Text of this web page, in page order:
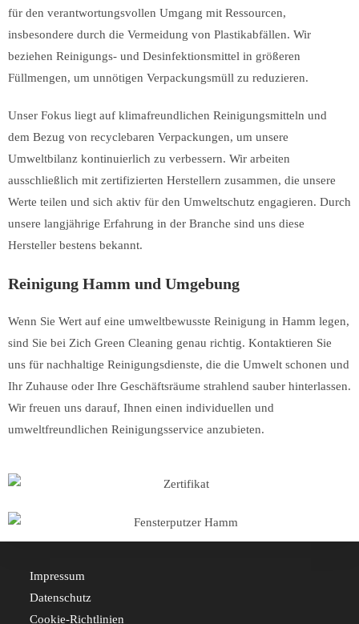
für den verantwortungsvollen Umgang mit Ressourcen,
insbesondere durch die Vermeidung von Plastikabfällen. Wir
beziehen Reinigungs- und Desinfektionsmittel in größeren
Füllmengen, um unnötigen Verpackungsmüll zu reduzieren.
Unser Fokus liegt auf klimafreundlichen Reinigungsmitteln und
dem Bezug von recyclebaren Verpackungen, um unsere
Umweltbilanz kontinuierlich zu verbessern. Wir arbeiten
ausschließlich mit zertifizierten Herstellern zusammen, die unsere
Werte teilen und sich aktiv für den Umweltschutz engagieren. Durch
unsere langjährige Erfahrung in der Branche sind uns diese
Hersteller bestens bekannt.
Reinigung Hamm und Umgebung
Wenn Sie Wert auf eine umweltbewusste Reinigung in Hamm legen,
sind Sie bei Zich Green Cleaning genau richtig. Kontaktieren Sie
uns für nachhaltige Reinigungsdienste, die die Umwelt schonen und
Ihr Zuhause oder Ihre Geschäftsräume strahlend sauber hinterlassen.
Wir freuen uns darauf, Ihnen einen individuellen und
umweltfreundlichen Reinigungsservice anzubieten.
Impressum
Datenschutz
Cookie-Richtlinien